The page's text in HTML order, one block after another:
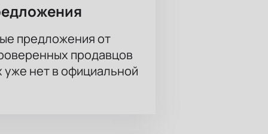
размещения и помогут
праздника!
предложения от
продавцов
нет в официальной